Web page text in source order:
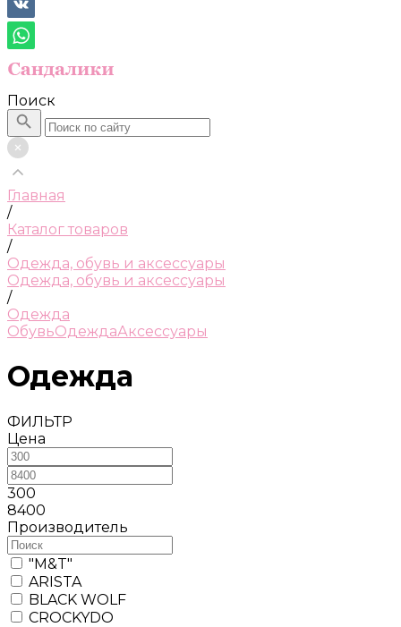
Поиск
Главная
/
Каталог товаров
/
Одежда, обувь и аксессуары
Одежда, обувь и аксессуары
/
Одежда
ОбувьОдеждаАксессуары
Одежда
ФИЛЬТР
Цена
300
8400
Производитель
"М&T"
ARISTA
BLACK WOLF
CROCKYDO